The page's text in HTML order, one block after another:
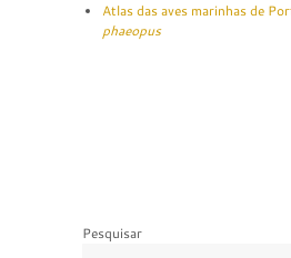
Atlas das aves marinhas de
phaeopus
Pesquisar